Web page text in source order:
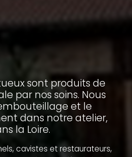
sont produits de
par nos soins. Nous
et le
dans notre atelier,
la Loire.
cavistes et restaurateurs,